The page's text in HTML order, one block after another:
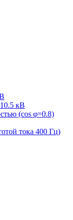
кВ
(cos φ=0.8)
тока 400 Гц)